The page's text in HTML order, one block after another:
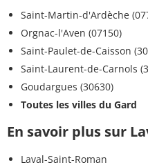
Saint-Martin-d'Ardèche
Orgnac-l'Aven (07150)
Saint-Paulet-de-Caisson
Saint-Laurent-de-Carnols
Goudargues (30630)
Toutes les villes du Gard
En savoir plus sur
Laval-Saint-Roman